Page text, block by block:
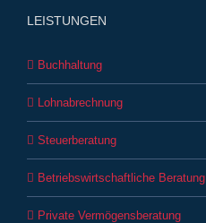
LEISTUNGEN
Buchhaltung
Lohnabrechnung
Steuerberatung
Betriebswirtschaftliche Beratung
Private Vermögensberatung